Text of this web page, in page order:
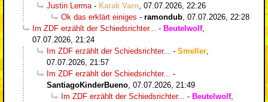
Justin Lerma - Karak Varn 07.07.2026, 22:26
Ok das erklärt einiges - ramondub 07.07.2026, 22:28
Im ZDF erzählt der Schiedsrichter...
- Beutelwolf,
07.07.2026, 21:24
Im ZDF erzählt der Schiedsrichter...
- Smeller
07.07.2026, 21:57
Im ZDF erzählt der Schiedsrichter...
-
SantiagoKinderBueno 07.07.2026, 21:49
Im ZDF erzählt der Schiedsrichter...
- Beutelwolf,